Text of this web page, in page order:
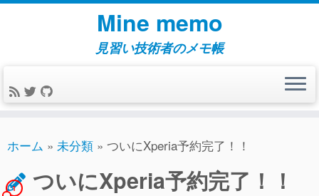
コ
ン
ツ
へ
キ
プ
Mine memo
見習い技術者のメモ帳
ホーム » 未分類 » ついにXperia予約完了！！
ついにXperia予約完了！！
1